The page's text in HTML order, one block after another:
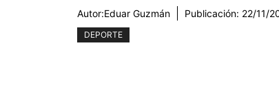
Autor:Eduar Guzmán Publicación: 22/11/
DEPORTE